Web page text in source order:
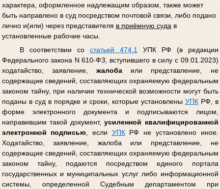
характера, оформленное надлежащим образом, также может
быть направлено в суд посредством почтовой связи, либо подано
лично и(или) через представителя в приёмную суда в
установленные рабочие часы.
В соответствии со статьей 474.1
УПК РФ (в редакции
Федерального закона N 610-ФЗ, вступившего в силу с 09.01.2023)
ходатайство, заявление, жалобаили представление, не
содержащие сведений, составляющих охраняемую федеральным
законом тайну, при наличии технической возможности могут быть
поданы в суд в порядке и сроки, которые установлены УПКРФ, в
форме электронного документа и подписываются лицом,
направившим такой документ,усиленной квалифицированной
электронной подписью , если УПКРФ не установлено иное.
Ходатайство, заявление, жалоба или представление, не
содержащие сведений, составляющих охраняемую федеральным
законом тайну, подаются посредством единого портала
государственных и муниципальных услуг либо информационной
системы, определенной Судебным департаментом при